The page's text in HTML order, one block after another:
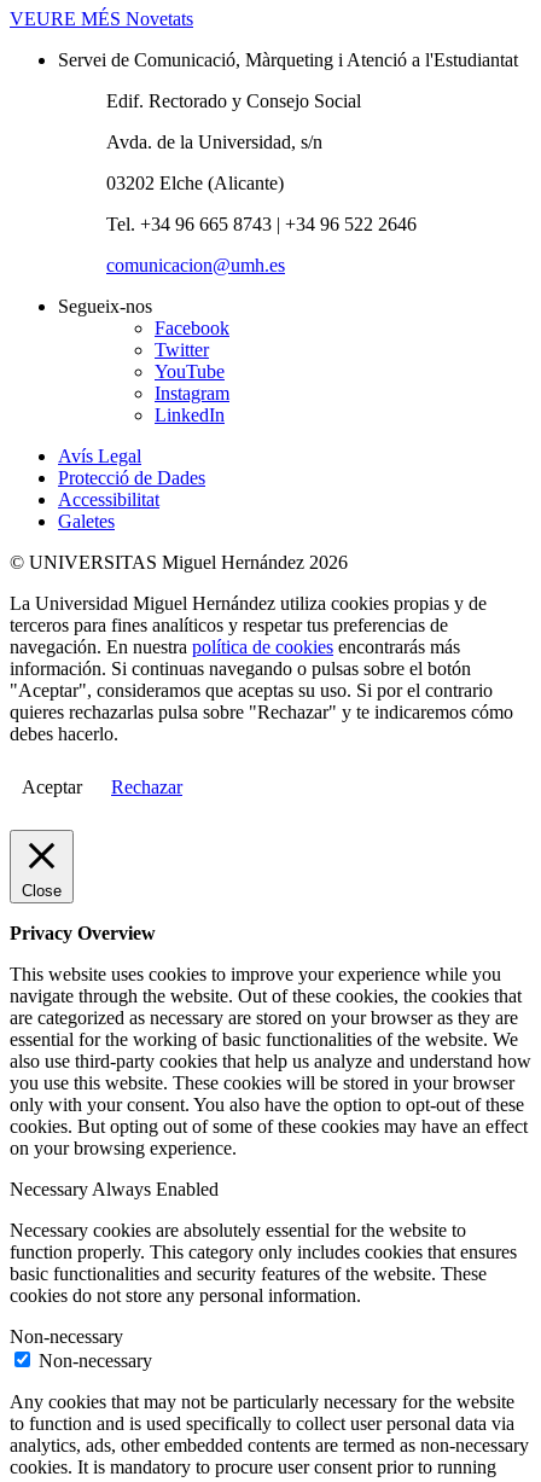
VEURE MÉS Novetats
Servei de Comunicació, Màrqueting i Atenció a l'Estudiantat
Edif. Rectorado y Consejo Social
Avda. de la Universidad, s/n
03202 Elche (Alicante)
Tel. +34 96 665 8743 | +34 96 522 2646
comunicacion@umh.es
Segueix-nos
Facebook
Twitter
YouTube
Instagram
LinkedIn
Avís Legal
Protecció de Dades
Accessibilitat
Galetes
© UNIVERSITAS Miguel Hernández 2026
La Universidad Miguel Hernández utiliza cookies propias y de
terceros para fines analíticos y respetar tus preferencias de
navegación. En nuestra política de cookies encontrarás más
información. Si continuas navegando o pulsas sobre el botón
"Aceptar", consideramos que aceptas su uso. Si por el contrario
quieres rechazarlas pulsa sobre "Rechazar" y te indicaremos cómo
debes hacerlo.
Aceptar Rechazar
Close
Privacy Overview
This website uses cookies to improve your experience while you
navigate through the website. Out of these cookies, the cookies that
are categorized as necessary are stored on your browser as they are
essential for the working of basic functionalities of the website. We
also use third-party cookies that help us analyze and understand how
you use this website. These cookies will be stored in your browser
only with your consent. You also have the option to opt-out of these
cookies. But opting out of some of these cookies may have an effect
on your browsing experience.
NecessaryAlways Enabled
Necessary cookies are absolutely essential for the website to
function properly. This category only includes cookies that ensures
basic functionalities and security features of the website. These
cookies do not store any personal information.
Non-necessary
Non-necessary
Any cookies that may not be particularly necessary for the website
to function and is used specifically to collect user personal data via
analytics, ads, other embedded contents are termed as non-necessary
cookies. It is mandatory to procure user consent prior to running